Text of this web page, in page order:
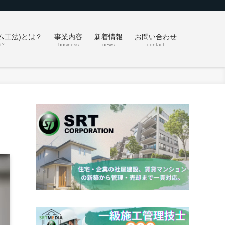
工法)とは？ 事業内容
business
新着情報
news
お問い合わせ
contact